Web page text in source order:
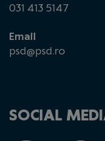
031 413 5147
Email
psd@psd.ro
SOCIAL